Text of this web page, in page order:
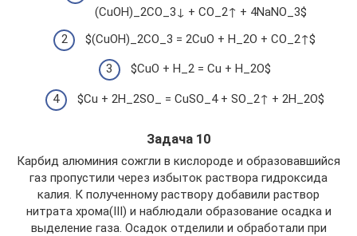
(CuOH)_2CO_3↓ + CO_2↑ + 4NaNO_3$
$(CuOH)_2CO_3 = 2CuO + H_2O + CO_2↑$
$CuO + H_2 = Cu + H_2O$
$Cu + 2H_2SO_ = CuSO_4 + SO_2↑ + 2H_2O$
Задача 10
Карбид алюминия сожгли в кислороде и образовавшийся
газ пропустили через избыток раствора гидроксида
калия. К полученному раствору добавили раствор
нитрата хрома(III) и наблюдали образование осадка и
выделение газа. Осадок отделили и обработали при